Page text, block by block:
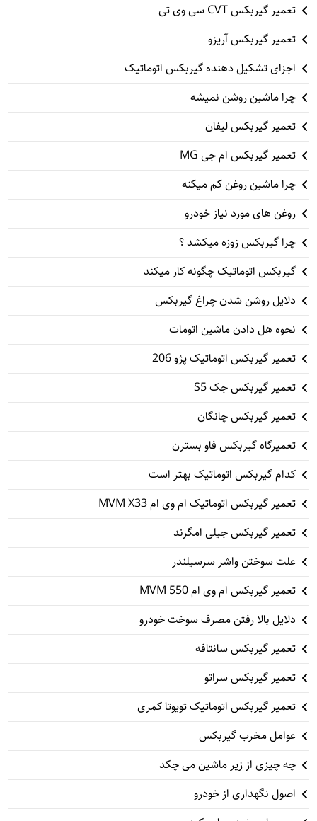
تعمیر گیربکس CVT سی وی تی
تعمیر گیربکس آریزو
اجزای تشکیل دهنده گیربکس اتوماتیک
چرا ماشین روشن نمیشه
تعمیر گیربکس لیفان
تعمیر گیربکس ام جی MG
چرا ماشین روغن کم میکنه
روغن های مورد نیاز خودرو
چرا گیربکس زوزه میکشد ؟
گیربکس اتوماتیک چگونه کار میکند
دلایل روشن شدن چراغ گیربکس
نحوه هل دادن ماشین اتومات
تعمیر گیربکس اتوماتیک پژو 206
تعمیر گیربکس جک S5
تعمیر گیربکس چانگان
تعمیرگاه گیربکس فاو بسترن
کدام گیربکس اتوماتیک بهتر است
تعمیر گیربکس اتوماتیک ام وی ام MVM X33
تعمیر گیربکس جیلی امگرند
علت سوختن واشر سرسیلندر
تعمیر گیربکس ام وی ام 550 MVM
دلایل بالا رفتن مصرف سوخت خودرو
تعمیر گیربکس سانتافه
تعمیر گیربکس سراتو
تعمیر گیربکس اتوماتیک تویوتا کمری
عوامل مخرب گیربکس
چه چیزی از زیر ماشین می چکد
اصول نگهداری از خودرو